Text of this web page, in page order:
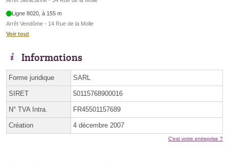
Ligne 8020, à 155 m
Arrêt Vendôme - 14 Rue de la Molle
Voir tout
Informations
Forme juridique SARL
SIRET 50115768900016
N° TVA Intra. FR45501157689
Création 4 décembre 2007
C'est votre entreprise ?